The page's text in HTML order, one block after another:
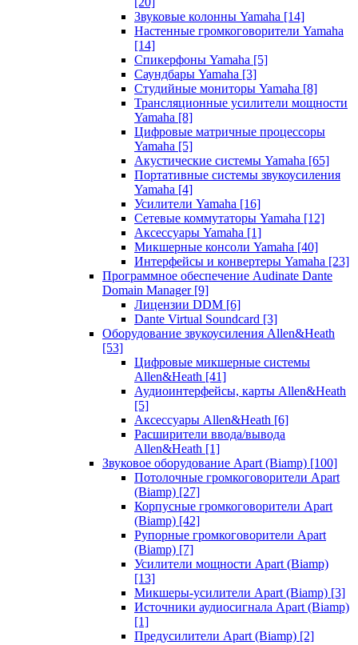
Звуковые колонны Yamaha [14]
Настенные громкоговорители Yamaha
[14]
Спикерфоны Yamaha [5]
Саундбары Yamaha [3]
Студийные мониторы Yamaha [8]
Трансляционные усилители мощности
Yamaha [8]
Цифровые матричные процессоры
Yamaha [5]
Акустические системы Yamaha [65]
Портативные системы звукоусиления
Yamaha [4]
Усилители Yamaha [16]
Сетевые коммутаторы Yamaha [12]
Аксессуары Yamaha [1]
Микшерные консоли Yamaha [40]
Интерфейсы и конвертеры Yamaha [23]
Программное обеспечение Audinate Dante
Domain Manager [9]
Лицензии DDM [6]
Dante Virtual Soundcard [3]
Оборудование звукоусиления Allen&Heath
[53]
Цифровые микшерные системы
Allen&Heath [41]
Аудиоинтерфейсы, карты Allen&Heath
[5]
Аксессуары Allen&Heath [6]
Расширители ввода/вывода
Allen&Heath [1]
Звуковое оборудование Apart (Biamp) [100]
Потолочные громкоговорители Apart
(Biamp) [27]
Корпусные громкоговорители Apart
(Biamp) [42]
Рупорные громкоговорители Apart
(Biamp) [7]
Усилители мощности Apart (Biamp)
[13]
Микшеры-усилители Apart (Biamp) [3]
Источники аудиосигнала Apart (Biamp)
[1]
Предусилители Apart (Biamp) [2]